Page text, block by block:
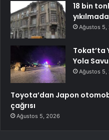
18 bin
Ağustos 5,
Tokat’ta
Yola
Ağustos 5,
Toyota’dan Japon
çağrısı
Ağustos 5, 2026